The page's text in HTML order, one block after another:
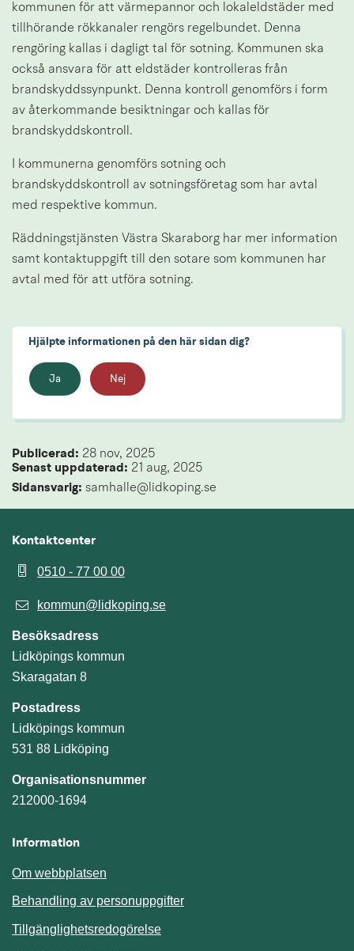
kommunen för att värmepannor och lokaleldstäder med
tillhörande rökkanaler rengörs regelbundet. Denna
rengöring kallas i dagligt tal för sotning. Kommunen ska
också ansvara för att eldstäder kontrolleras från
brandskyddssynpunkt. Denna kontroll genomförs i form
av återkommande besiktningar och kallas för
brandskyddskontroll.
I kommunerna genomförs sotning och
brandskyddskontroll av sotningsföretag som har avtal
med respektive kommun.
Räddningstjänsten Västra Skaraborg har mer information
samt kontaktuppgift till den sotare som kommunen har
avtal med för att utföra sotning.
Hjälpte informationen på den här sidan dig?
Ja Nej
Publicerad: 28 nov, 2025
Senast uppdaterad: 21 aug, 2025
Sidansvarig: samhalle@lidkoping.se
Kontaktcenter
0510 - 77 00 00
kommun@lidkoping.se
Besöksadress
Lidköpings kommun
Skaragatan 8
Postadress
Lidköpings kommun
531 88 Lidköping
Organisationsnummer
212000-1694
Information
Om webbplatsen
Behandling av personuppgifter
Tillgänglighetsredogörelse